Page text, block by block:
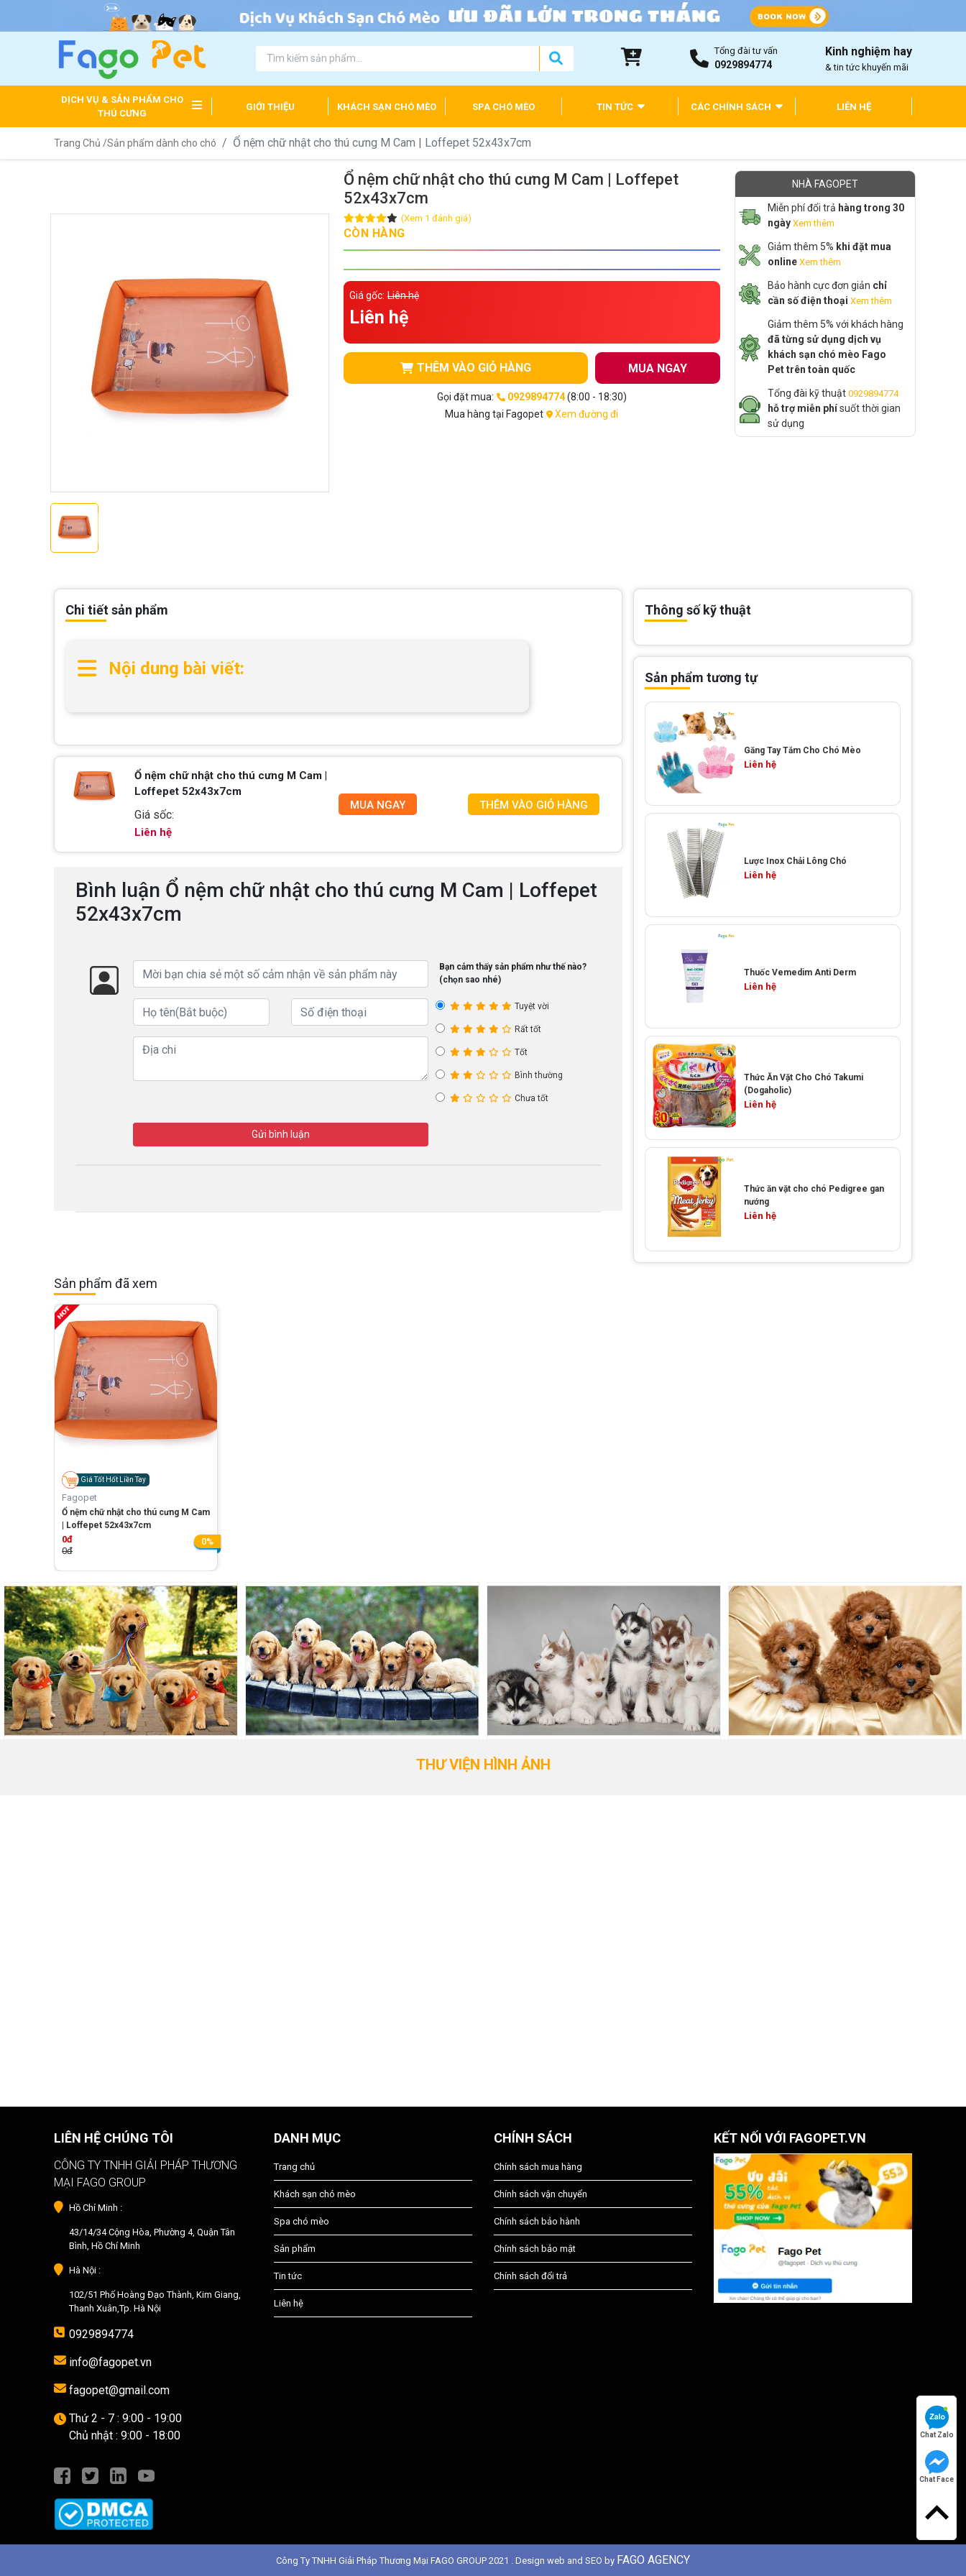
Tổng đài tư vấn
0929894774
Kinh nghiệm hay
& tin tức khuyến mãi
DỊCH VỤ & SẢN PHẨM CHO
THÚ CƯNG
GIỚI THIỆU KHÁCH SẠN CHÓ MÈO SPA CHÓ MÈO TIN TỨC CÁC CHÍNH SÁCH LIÊN HỆ
Chat Zalo
Chat Face
Trang Chủ /Sản phẩm dành cho chó Ổ nệm chữ nhật cho thú cưng M Cam | Loffepet 52x43x7cm
Ổ nệm chữ nhật cho thú cưng M Cam | Loffepet
52x43x7cm
(Xem 1 đánh giá)
CÒN HÀNG
Giá gốc: Liên hệ
Liên hệ
THÊM VÀO GIỎ HÀNG MUA NGAY
Gọi đặt mua: 0929894774(8:00 - 18:30)
Mua hàng tại Fagopet
Xem đường đi
NHÀ FAGOPET
Miễn phí đổi trả hàng trong 30
ngày Xem thêm
Giảm thêm 5% khi đặt mua
online Xem thêm
Bảo hành cực đơn giản chỉ
cần số điện thoại Xem thêm
Giảm thêm 5% với khách hàng
đã từng sử dụng dịch vụ
khách sạn chó mèo Fago
Pet trên toàn quốc
Tổng đài kỹ thuật 0929894774
hỗ trợ miễn phísuốt thời gian
sử dụng
Chi tiết sản phẩm
Nội dung bài viết:
Ổ nệm chữ nhật cho thú cưng M Cam |
Loffepet 52x43x7cm
Giá sốc:
Liên hệ
MUA NGAY THÊM VÀO GIỎ HÀNG
Bình luận Ổ nệm chữ nhật cho thú cưng M Cam | Loffepet
52x43x7cm
Bạn cảm thấy sản phẩm như thế nào?
(chọn sao nhé)
Tuyệt vời
Rất tốt
Tốt
Bình thường
Chưa tốt
Gửi bình luận
Thông số kỹ thuật
Sản phẩm tương tự
Găng Tay Tắm Cho Chó Mèo
Liên hệ
Lược Inox Chải Lông Chó
Liên hệ
Thuốc Vemedim Anti Derm
Liên hệ
Thức Ăn Vặt Cho Chó Takumi
(Dogaholic)
Liên hệ
Thức ăn vặt cho chó Pedigree gan
nướng
Liên hệ
Sản phẩm đã xem
Giá Tốt Hốt Liền Tay
Fagopet
Ổ nệm chữ nhật cho thú cưng M Cam
| Loffepet 52x43x7cm
0đ
0đ
0%
THƯ VIỆN HÌNH ẢNH
LIÊN HỆ CHÚNG TÔI
CÔNG TY TNHH GIẢI PHÁP THƯƠNG
MẠI FAGO GROUP
Hồ Chí Minh :
43/14/34 Cộng Hòa, Phường 4, Quận Tân
Bình, Hồ Chí Minh
Hà Nội :
102/51 Phố Hoàng Đạo Thành, Kim Giang,
Thanh Xuân,Tp. Hà Nội
0929894774
info@fagopet.vn
fagopet@gmail.com
Thứ 2 - 7 : 9:00 - 19:00
Chủ nhật : 9:00 - 18:00
DANH MỤC
Trang chủ
Khách sạn chó mèo
Spa chó mèo
Sản phẩm
Tin tức
Liên hệ
CHÍNH SÁCH
Chính sách mua hàng
Chính sách vận chuyển
Chính sách bảo hành
Chính sách bảo mật
Chính sách đổi trả
KẾT NỐI VỚI FAGOPET.VN
Công Ty TNHH Giải Pháp Thương Mại FAGO GROUP 2021 . Design web and SEO by FAGO AGENCY